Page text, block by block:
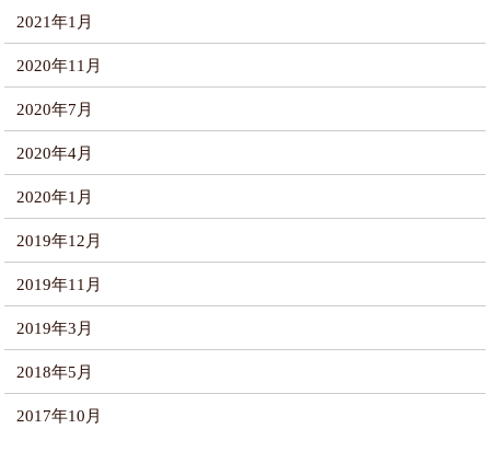
2021年1月
2020年11月
2020年7月
2020年4月
2020年1月
2019年12月
2019年11月
2019年3月
2018年5月
2017年10月